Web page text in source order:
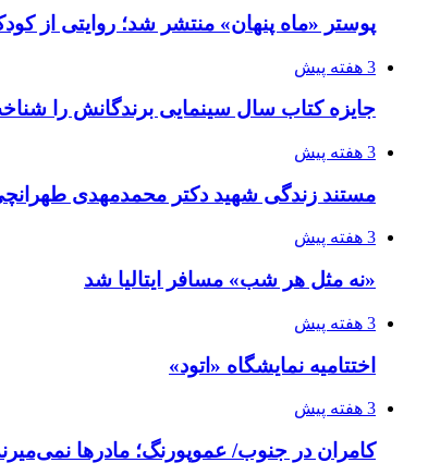
پوستر «ماه پنهان» منتشر شد؛ روایتی از
3 هفته پیش
جایزه کتاب سال سینمایی برندگانش را
3 هفته پیش
مستند زندگی شهید دکتر محمدمهدی
3 هفته پیش
«نه مثل هر شب» مسافر ایتالیا شد
3 هفته پیش
اختتامیه نمایشگاه «اتود»
3 هفته پیش
کامران در جنوب/ عموپورنگ؛ مادرها